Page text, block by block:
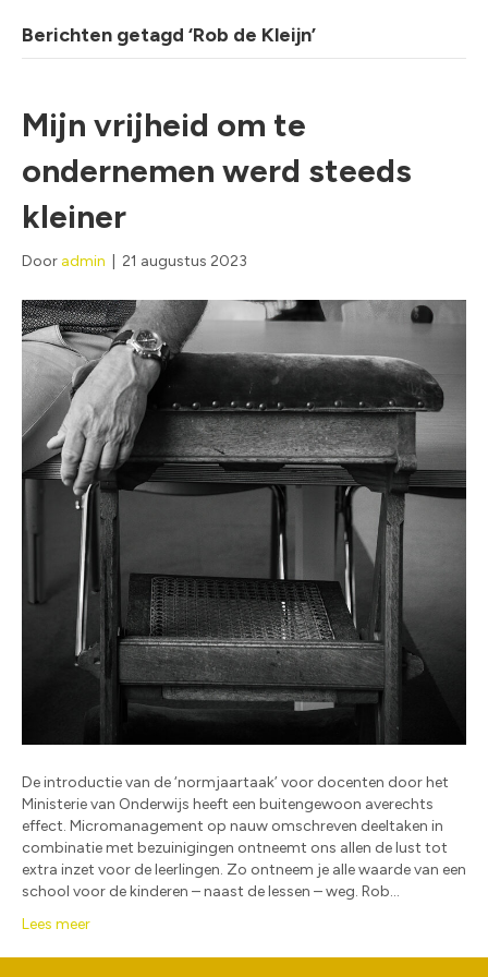
Berichten getagd ‘Rob de Kleijn’
Mijn vrijheid om te
ondernemen werd steeds
kleiner
Door admin 21 augustus 2023
De introductie van de ‘normjaartaak’ voor docenten door het
Ministerie van Onderwijs heeft een buitengewoon averechts
effect. Micromanagement op nauw omschreven deeltaken in
combinatie met bezuinigingen ontneemt ons allen de lust tot
extra inzet voor de leerlingen. Zo ontneem je alle waarde van een
school voor de kinderen – naast de lessen – weg. Rob…
Lees meer